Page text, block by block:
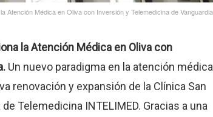
Atención Médica en Oliva con Inversión y Telemedicina de Vanguardia
la Atención Médica en Oliva con
Un nuevo paradigma en la atención médica
renovación y expansión de la Clínica San
Telemedicina INTELIMED. Gracias a una